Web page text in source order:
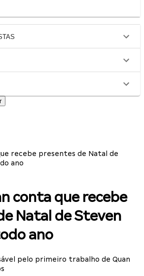
recebe presentes de Natal de
ano
conta que recebe
Natal de Steven
ano
pelo primeiro trabalho de Quan